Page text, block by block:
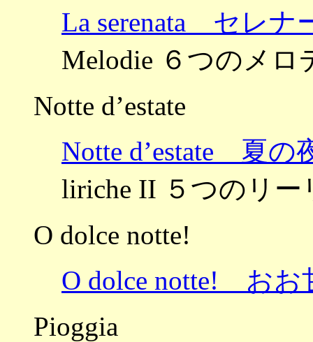
La serenata セレナ
Melodie ６つのメロ
Notte d’estate
Notte d’estate 夏の
liriche II ５つのリ
O dolce notte!
O dolce notte! おお
Pioggia